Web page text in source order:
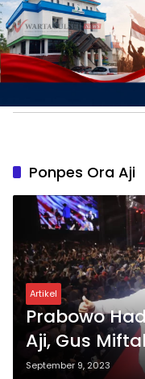
Ponpes Ora Aji
Artikel
Prabowo
Aji, Gus
Wayahe
September 9, 2023